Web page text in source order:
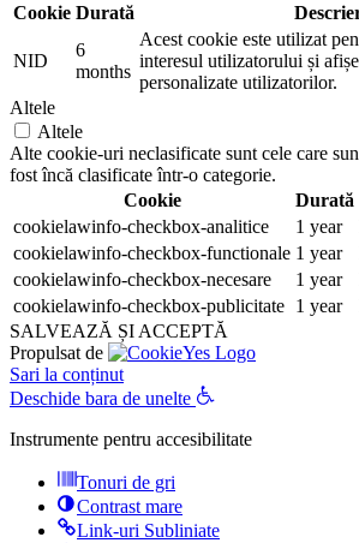
Cookie Durată
NID
6
months
Acest cookie este utilizat
interesul utilizatorului și
personalizate utilizatorilor.
Altele
Altele
Alte cookie-uri neclasificate sunt cele care
fost încă clasificate într-o categorie.
Cookie
Durată
cookielawinfo-checkbox-analitice
1 year
cookielawinfo-checkbox-functionale 1 year
cookielawinfo-checkbox-necesare
1 year
cookielawinfo-checkbox-publicitate 1 year
SALVEAZĂ ȘI ACCEPTĂ
Propulsat de
Sari la conținut
Deschide bara de unelte
Instrumente pentru accesibilitate
Tonuri de gri
Contrast mare
Link-uri Subliniate